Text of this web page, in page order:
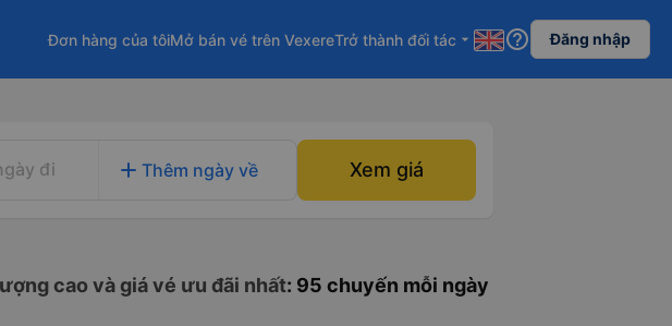
Đơn hàng của tôiMở bán vé trên VexereTrở thành đối tác arrow_drop_down help_outline Đăng nhập
đi add Thêm ngày về Xem giá
cao và giá vé ưu đãi nhất: 95 chuyến mỗi ngày